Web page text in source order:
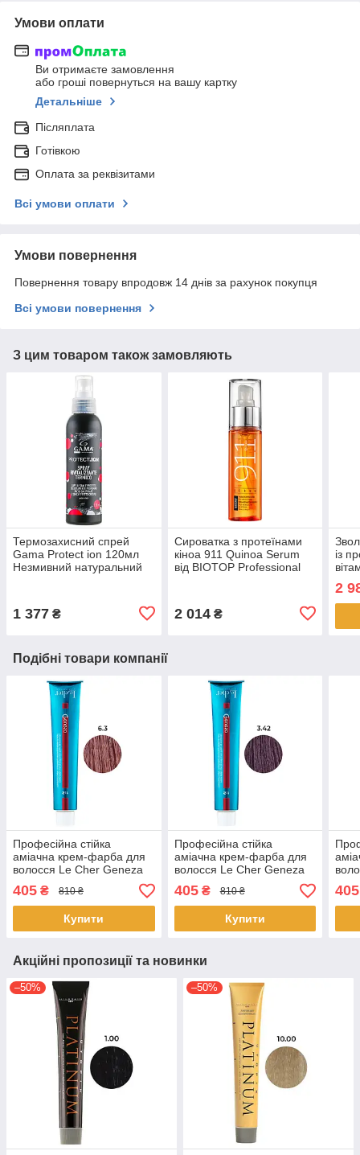
Умови оплати
Ви отримаєте замовлення
або гроші повернуться на вашу картку
Детальніше
Післяплата
Готівкою
Оплата за реквізитами
Всі умови оплати
Умови повернення
Повернення товару впродовж 14 днів за рахунок покупця
Всі умови повернення
З цим товаром також замовляють
Термозахисний спрей
Gama Protect ion 120мл
Незмивний натуральний
1 377 ₴
Сироватка з протеїнами
кіноа 911 Quinoa Serum
від BIOTOP Professional
2 014₴
із
2
Подібні товари компанії
Професійна стійка
аміачна крем-фарба для
волосся Le Cher Geneza
6.3 (6SD) з протеїнами
шовку 100 мл
405 ₴ 810 ₴
Купити
Професійна стійка
аміачна крем-фарба для
волосся Le Cher Geneza
3.42 (3BV) з протеїнами
шовку 100 мл
405₴ 810 ₴
Купити
5.3
100
405
Акційні пропозиції та новинки
–50% –50%